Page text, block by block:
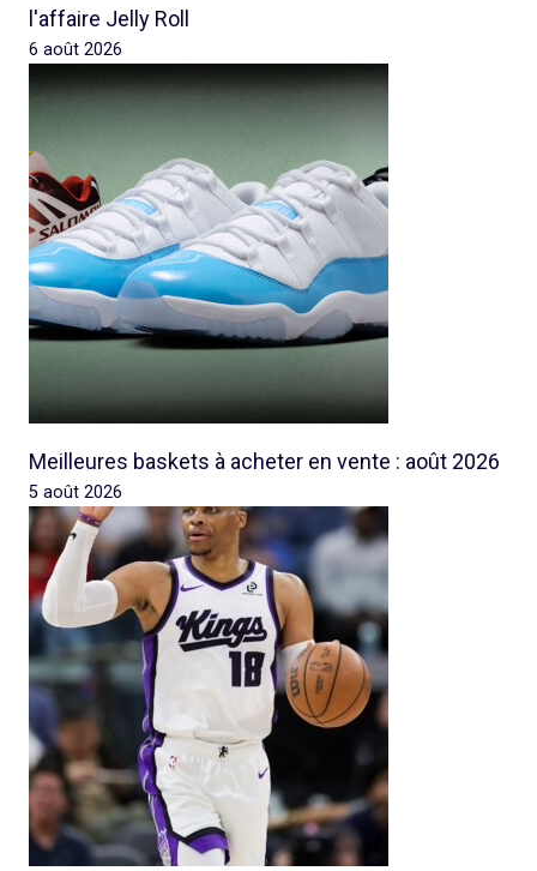
l'affaire Jelly Roll
6 août 2026
Meilleures baskets à acheter en vente : août 2026
5 août 2026